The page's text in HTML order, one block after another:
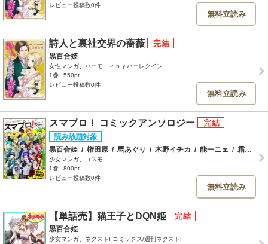
レビュー投稿数0件
無料立読み
詩人と裏社交界の薔薇
黒百合姫
女性マンガ、ハーモニィｂｙハーレクイン
1巻
550pt
レビュー投稿数0件
無料立読み
スマプロ！ コミックアンソロジー
黒百合姫 / 権田原 / 馬あぐり / 木野イチカ / 能一ニェ / 霜月かいり
少女マンガ、コスモ
1巻
800pt
レビュー投稿数0件
無料立読み
【単話売】猫王子とDQN姫
黒百合姫
少女マンガ、ネクストFコミックス/週刊ネクストF